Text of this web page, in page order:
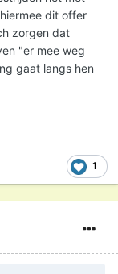
dit offer
zorgen dat
"er mee weg
gaat langs hen
1